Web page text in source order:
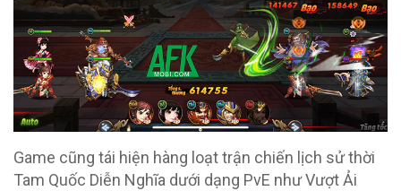
Game cũng tái hiện hàng loạt trận chiến lịch sử thời
Tam Quốc Diễn Nghĩa dưới dạng PvE như Vượt Ải